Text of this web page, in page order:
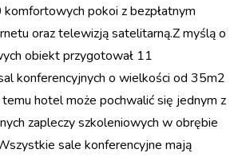
pokoi z bezpłatnym
oraz telewizją satelitarną.Z myślą o
obiekt przygotował 11
konferencyjnych o wielkości od 35m2
hotel może pochwalić się jednym z
zapleczy szkoleniowych w obrębie
sale konferencyjne mają